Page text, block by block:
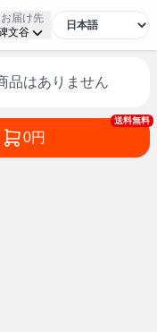
お届け先
文谷
品はありません
送料無料
0円